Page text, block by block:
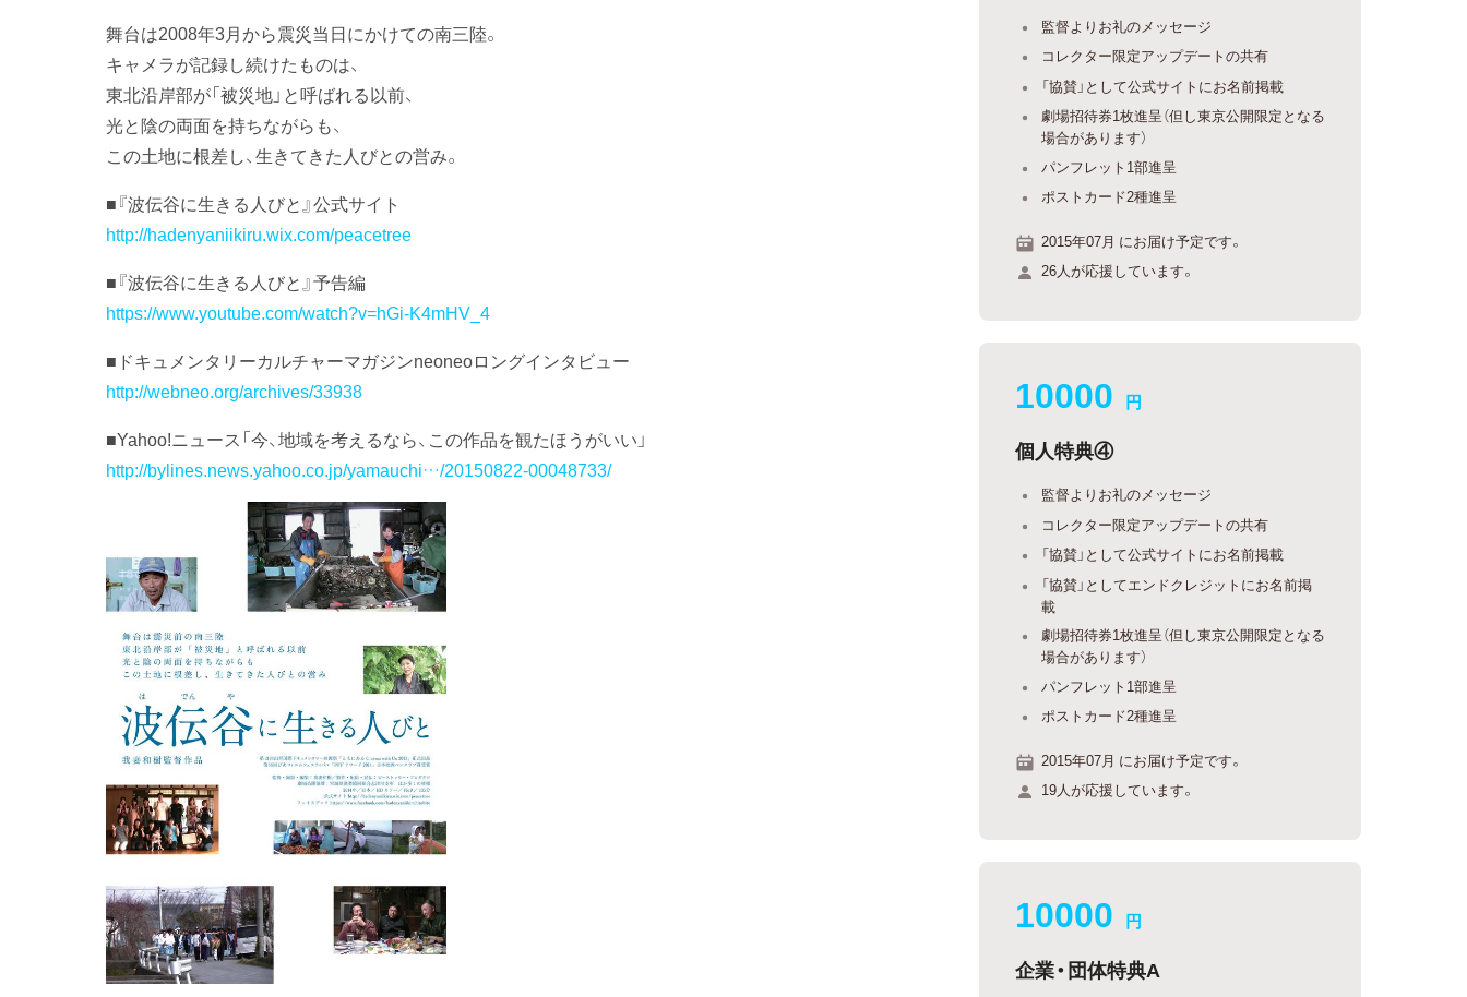
舞台は2008年3月から震災当日にかけての南三陸。
キャメラが記録し続けたものは、
東北沿岸部が「被災地」と呼ばれる以前、
光と陰の両面を持ちながらも、
この土地に根差し、生きてきた人びとの営み。
■『波伝谷に生きる人びと』公式サイト
http://hadenyaniikiru.wix.com/peacetree
■『波伝谷に生きる人びと』予告編
https://www.youtube.com/watch?v=hGi-K4mHV_4
■ドキュメンタリーカルチャーマガジンneoneoロングインタビュー
http://webneo.org/archives/33938
■Yahoo!ニュース「今、地域を考えるなら、この作品を観たほうがいい」
http://bylines.news.yahoo.co.jp/yamauchi…/20150822-00048733/
監督よりお礼のメッセージ
コレクター限定アップデートの共有
「協賛」として公式サイトにお名前掲載
劇場招待券1枚進呈（但し東京公開限定となる
場合があります）
パンフレット1部進呈
ポストカード2種進呈
2015年07月 にお届け予定です。
26人が応援しています。
10000 円
個人特典④
監督よりお礼のメッセージ
コレクター限定アップデートの共有
「協賛」として公式サイトにお名前掲載
「協賛」としてエンドクレジットにお名前掲
載
劇場招待券1枚進呈（但し東京公開限定となる
場合があります）
パンフレット1部進呈
ポストカード2種進呈
2015年07月 にお届け予定です。
19人が応援しています。
10000 円
企業・団体特典A